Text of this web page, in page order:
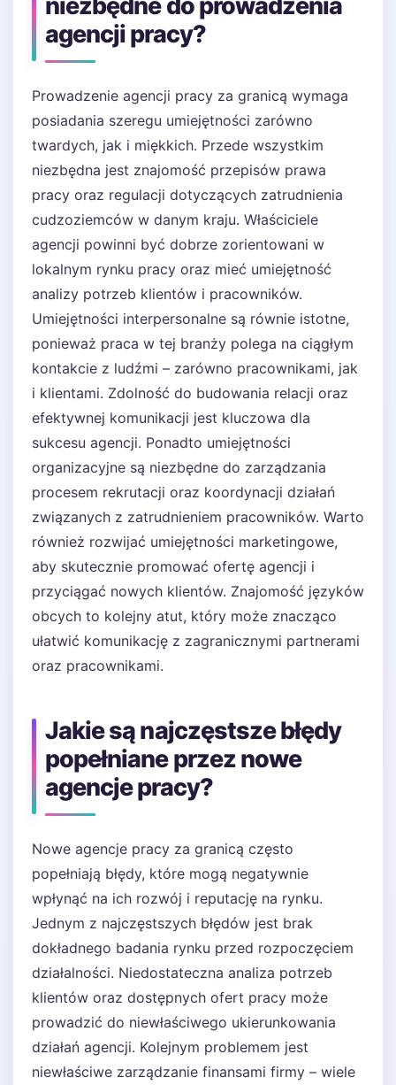
agencji pracy?
Prowadzenie agencji pracy za granicą wymaga
posiadania szeregu umiejętności zarówno
twardych, jak i miękkich. Przede wszystkim
niezbędna jest znajomość przepisów prawa
pracy oraz regulacji dotyczących zatrudnienia
cudzoziemców w danym kraju. Właściciele
agencji powinni być dobrze zorientowani w
lokalnym rynku pracy oraz mieć umiejętność
analizy potrzeb klientów i pracowników.
Umiejętności interpersonalne są równie istotne,
ponieważ praca w tej branży polega na ciągłym
kontakcie z ludźmi – zarówno pracownikami, jak
i klientami. Zdolność do budowania relacji oraz
efektywnej komunikacji jest kluczowa dla
sukcesu agencji. Ponadto umiejętności
organizacyjne są niezbędne do zarządzania
procesem rekrutacji oraz koordynacji działań
związanych z zatrudnieniem pracowników. Warto
również rozwijać umiejętności marketingowe,
aby skutecznie promować ofertę agencji i
przyciągać nowych klientów. Znajomość języków
obcych to kolejny atut, który może znacząco
ułatwić komunikację z zagranicznymi partnerami
oraz pracownikami.
Jakie są najczęstsze błędy
popełniane przez nowe
agencje pracy?
Nowe agencje pracy za granicą często
popełniają błędy, które mogą negatywnie
wpłynąć na ich rozwój i reputację na rynku.
Jednym z najczęstszych błędów jest brak
dokładnego badania rynku przed rozpoczęciem
działalności. Niedostateczna analiza potrzeb
klientów oraz dostępnych ofert pracy może
prowadzić do niewłaściwego ukierunkowania
działań agencji. Kolejnym problemem jest
niewłaściwe zarządzanie finansami firmy – wiele